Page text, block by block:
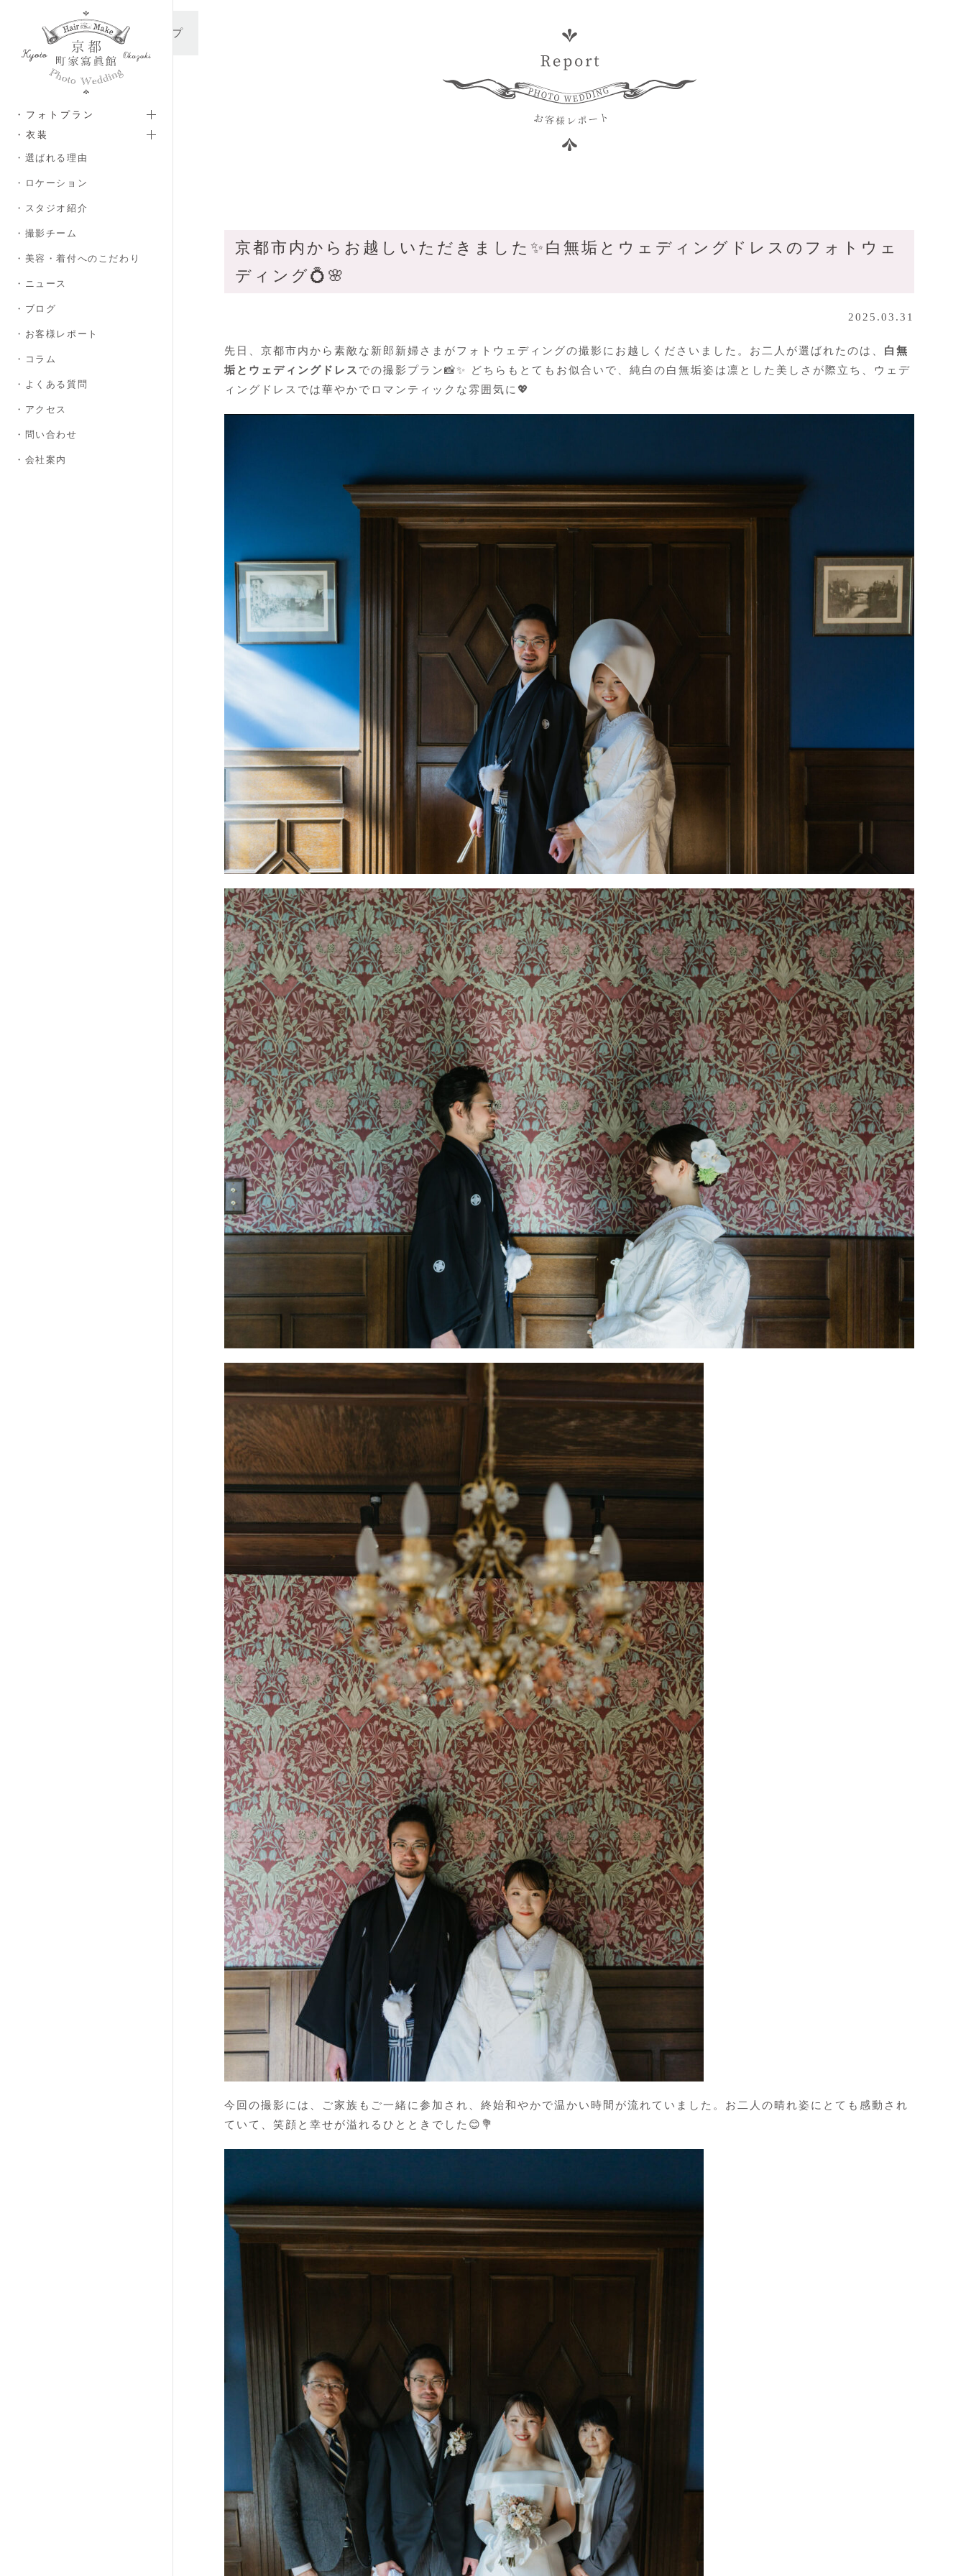
メインコンテンツへスキップ
・フォトプラン
・衣装
・選ばれる理由
・ロケーション
・スタジオ紹介
・撮影チーム
・美容・着付へのこだわり
・ニュース
・ブログ
・お客様レポート
・コラム
・よくある質問
・アクセス
・問い合わせ
・会社案内
京都市内からお越しいただきました✨白無垢とウェディングドレスのフォトウェ
ディング💍🌸
2025.03.31
先日、京都市内から素敵な新郎新婦さまがフォトウェディングの撮影にお越しくださいました。お二人が選ばれたのは、 白無
垢とウェディングドレス での撮影プラン📸✨ どちらもとてもお似合いで、純白の白無垢姿は凛とした美しさが際立ち、ウェデ
ィングドレスでは華やかでロマンティックな雰囲気に💖
今回の撮影には、ご家族もご一緒に参加され、終始和やかで温かい時間が流れていました。お二人の晴れ姿にとても感動され
ていて、笑顔と幸せが溢れるひとときでした😊💐